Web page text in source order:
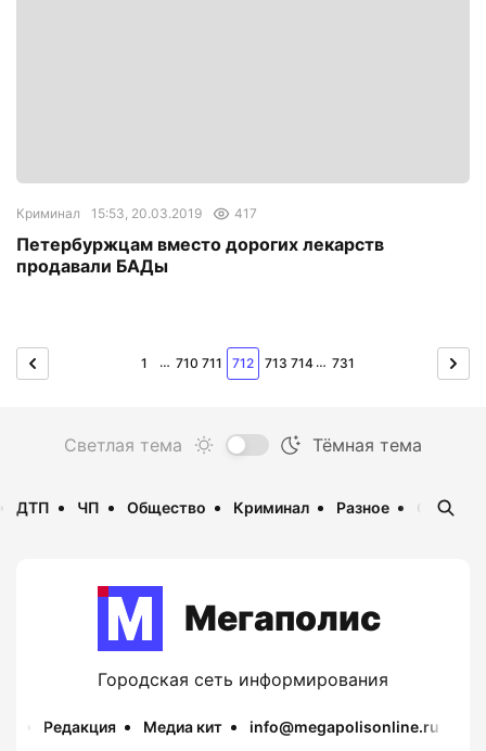
Криминал 15:53, 20.03.2019 417
Петербуржцам вместо дорогих лекарств
продавали БАДы
1 … 710 711 712 713 714 … 731
ДТП ЧП Общество Криминал Разное
Мегаполис
Городская сеть информирования
Редакция Медиа кит info@megapolisonline.ru